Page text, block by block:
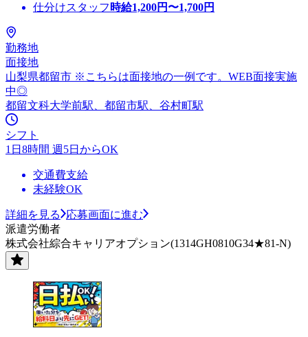
仕分けスタッフ 時給1,200円〜1,700円
勤務地
面接地
山梨県都留市 ※こちらは面接地の一例です。WEB面接実施
中◎
都留文科大学前駅、都留市駅、谷村町駅
シフト
1日8時間 週5日からOK
交通費支給
未経験OK
詳細を見る
応募画面に進む
派遣労働者
株式会社綜合キャリアオプション(1314GH0810G34★81-N)